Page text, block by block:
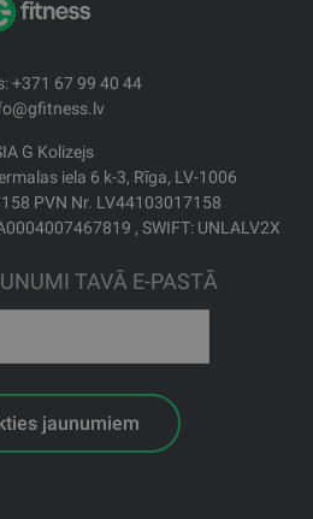
+371 67 99 40 44
G Kolizejs
iela 6 k-3, Rīga, LV-1006
PVN Nr. LV44103017158
, SWIFT: UNLALV2X
TAVĀ E-PASTĀ
jaunumiem